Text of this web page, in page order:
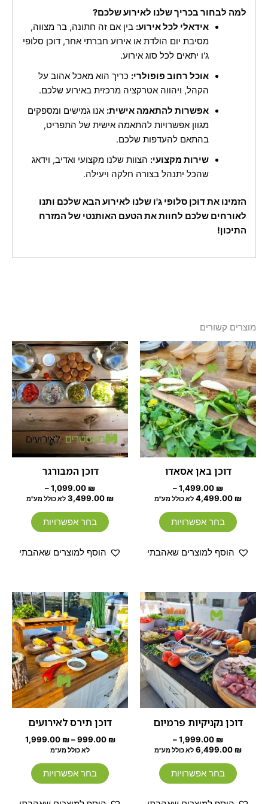
למה לבחור בכריך שלנו לאירוע שלכם?
אידאלי לכל אירוע: בין אם זה חתונה, בר מצווה,
מסיבת יום הולדת או אירוע חברתי אחר, דוכן סלופי
ג'ו יתאים לכל סוג אירוע.
אוכל רחוב פופולרי: כריך הוא מאכל אהוב על
הקהל, ויהווה אטרקציה מרכזית באירוע שלכם.
אפשרות להתאמה אישית: אנו גמישים ומספקים
מגוון אפשרויות להתאמה אישית של התפריט,
בהתאם להעדפות שלכם.
שירות מקצועי: הצוות שלנו מקצועי ואדיב, וידאג
שהכל יתנהל בצורה חלקה ויעילה.
הזמינו את דוכן סלופי ג'ו שלנו לאירוע הבא שלכם ותנו
לאורחים שלכם לחוות את הטעם האותנטי של המזרח
התיכון!
מוצרים קשורים
דוכן באן אסאדו
1,499.00 ₪
–
4,499.00 ₪
טווח
מחירים:
עד
לא כולל מע"מ
בחר אפשרויות
למוצר
זה
יש
מספר
סוגים.
ניתן
לבחור
את
הוסף למוצרים שאהבתי
דוכן המבורגר
1,099.00 ₪
–
3,499.00 ₪
טווח
מחירים:
עד
לא כולל מע"מ
בחר אפשרויות
למוצר
זה
יש
מספר
סוגים.
ניתן
לבחור
את
הוסף למוצרים שאהבתי
דוכן נקניקיות פרמיום
1,999.00 ₪
–
6,499.00 ₪
טווח
מחירים:
עד
לא כולל מע"מ
בחר אפשרויות
למוצר
זה
יש
מספר
סוגים.
ניתן
לבחור
את
בעמוד
דוכן תירס לאירועים
999.00 ₪
–
1,999.00 ₪
טווח
עד
⁦1,999.00 ₪⁩
לא כולל מע"מ
בחר אפשרויות
למוצר
זה
יש
מספר
סוגים.
ניתן
לבחור
את
בעמוד
המוצר